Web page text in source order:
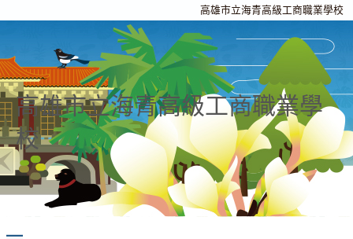
高雄市立海青高級工商職業學校
高雄市立海青高級工商職業學
校